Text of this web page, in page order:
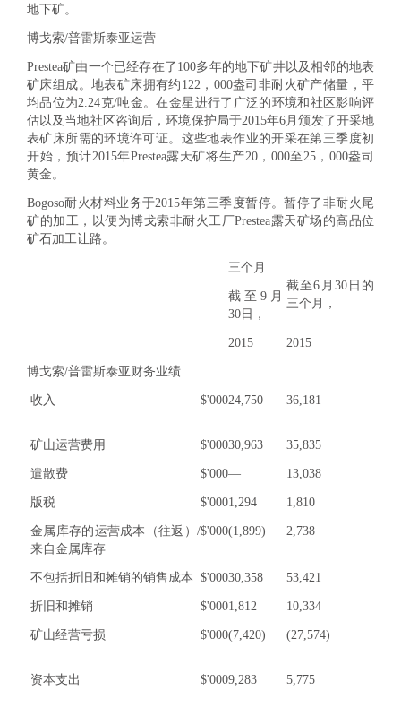
地下矿。
博戈索/普雷斯泰亚运营
Prestea矿由一个已经存在了100多年的地下矿井以及相邻的地表
矿床组成。地表矿床拥有约122，000盎司非耐火矿产储量，平
均品位为2.24克/吨金。在金星进行了广泛的环境和社区影响评
估以及当地社区咨询后，环境保护局于2015年6月颁发了开采地
表矿床所需的环境许可证。这些地表作业的开采在第三季度初
开始，预计2015年Prestea露天矿将生产20，000至25，000盎司
黄金。
Bogoso耐火材料业务于2015年第三季度暂停。暂停了非耐火尾
矿的加工，以便为博戈索非耐火工厂Prestea露天矿场的高品位
矿石加工让路。
三个月
截至9月
30日，
截至6月30日的
三个月，
2015 2015
博戈索/普雷斯泰亚财务业绩
收入 $'00024,750 36,181
矿山运营费用 $'00030,963 35,835
遣散费 $'000— 13,038
版税 $'0001,294 1,810
金属库存的运营成本（往返）/
来自金属库存
$'000(1,899) 2,738
不包括折旧和摊销的销售成本 $'00030,358 53,421
折旧和摊销 $'0001,812 10,334
矿山经营亏损 $'000(7,420) (27,574)
资本支出 $'0009,283 5,775